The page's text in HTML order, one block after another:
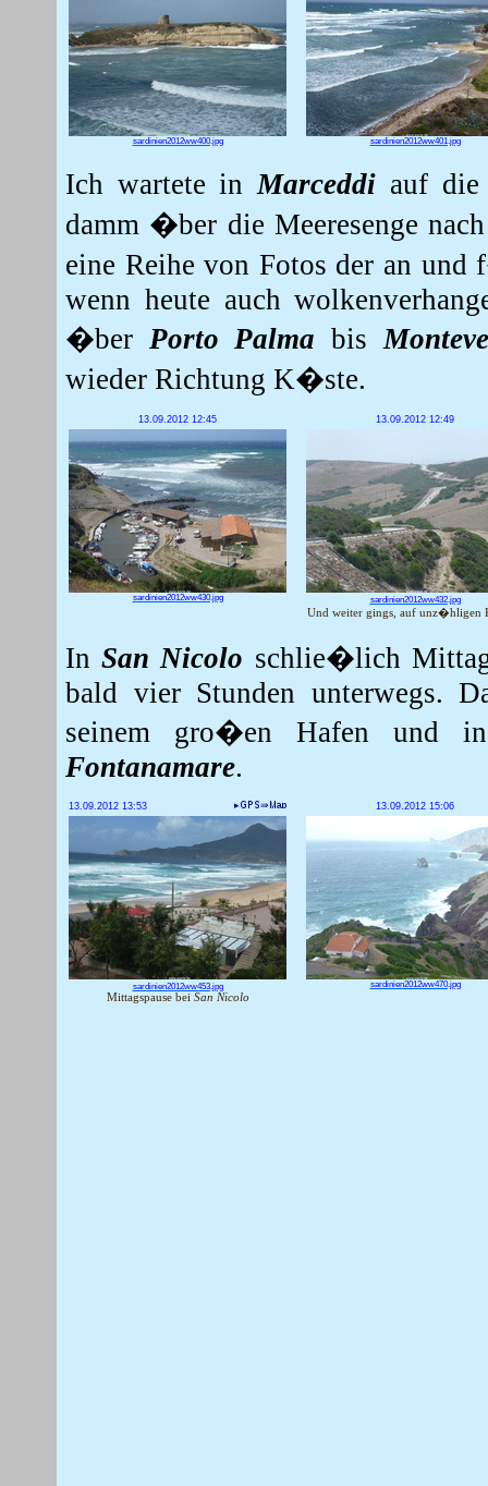
sardinien2012ww400.jpg sardinien2012ww401.jpg
Ich wartete inMarceddi auf
damm �ber die Meeresenge
eine Reihe von Fotos der an
wenn heute auch
�ber Porto Palma bis
wieder Richtung K�ste.
13.09.2012 12:45
sardinien2012ww430.jpg
13.09.2012 12:49
sardinien2012ww432.jpg
Und weiter gings, auf unz�hligen
InSan Nicolo schlie�lich
bald vier Stunden unterwegs.
seinem gro�en Hafen und
Fontanamare.
13.09.2012 13:53
sardinien2012ww453.jpg
Mittagspause bei San Nicolo
13.09.2012 15:06
sardinien2012ww470.jpg